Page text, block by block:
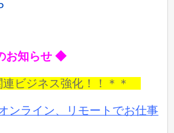
お知らせ ◆
ビジネス強化！！＊＊
ンライン、リモートでお仕事